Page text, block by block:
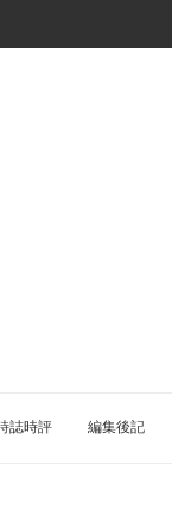
誌時評 編集後記